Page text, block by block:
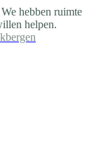
hebben ruimte
helpen.